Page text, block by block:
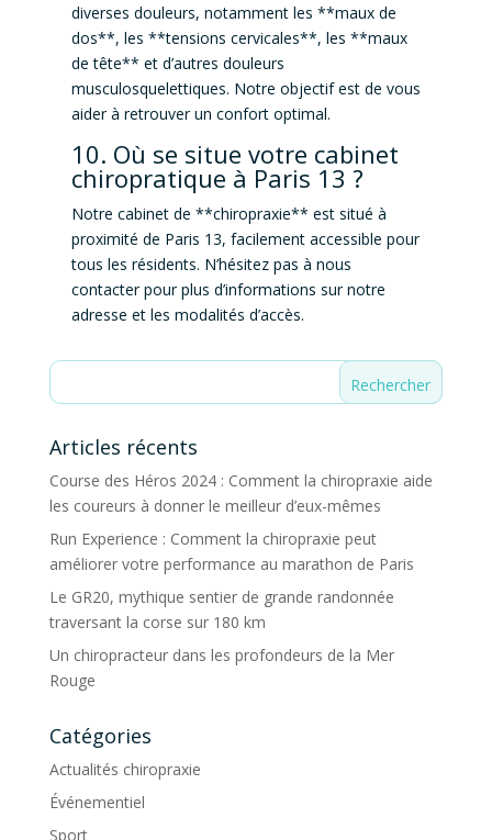
diverses douleurs, notamment les **maux de
dos**, les **tensions cervicales**, les **maux
de tête** et d’autres douleurs
musculosquelettiques. Notre objectif est de vous
aider à retrouver un confort optimal.
10. Où se situe votre cabinet
chiropratique à Paris 13 ?
Notre cabinet de **chiropraxie** est situé à
proximité de Paris 13, facilement accessible pour
tous les résidents. N’hésitez pas à nous
contacter pour plus d’informations sur notre
adresse et les modalités d’accès.
Articles récents
Course des Héros 2024 : Comment la chiropraxie aide
les coureurs à donner le meilleur d’eux-mêmes
Run Experience : Comment la chiropraxie peut
améliorer votre performance au marathon de Paris
Le GR20, mythique sentier de grande randonnée
traversant la corse sur 180 km
Un chiropracteur dans les profondeurs de la Mer
Rouge
Catégories
Actualités chiropraxie
Événementiel
Sport